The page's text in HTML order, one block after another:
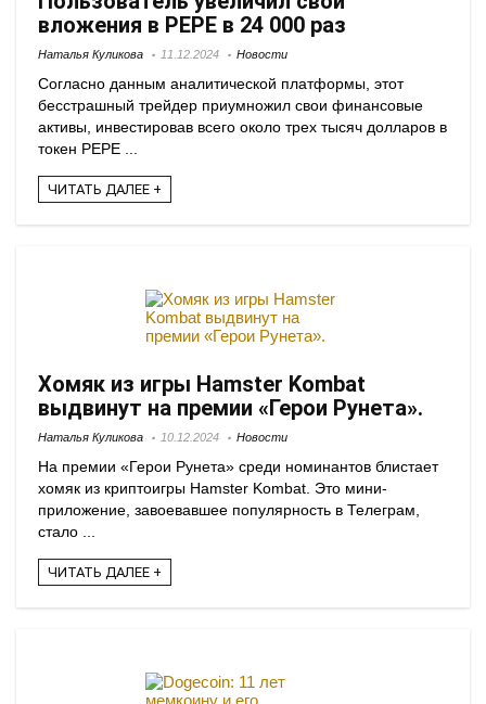
вложения в PEPE в 24 000 раз
Наталья Куликова 11.12.2024 Новости
Согласно данным аналитической платформы, этот
бесстрашный трейдер приумножил свои финансовые
активы, инвестировав всего около трех тысяч долларов в
токен PEPE ...
ЧИТАТЬ ДАЛЕЕ +
Хомяк из игры Hamster Kombat
выдвинут на премии «Герои Рунета».
Наталья Куликова 10.12.2024 Новости
На премии «Герои Рунета» среди номинантов блистает
хомяк из криптоигры Hamster Kombat. Это мини-
приложение, завоевавшее популярность в Телеграм,
стало ...
ЧИТАТЬ ДАЛЕЕ +